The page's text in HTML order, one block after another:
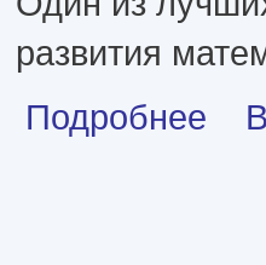
развития
Подробнее о